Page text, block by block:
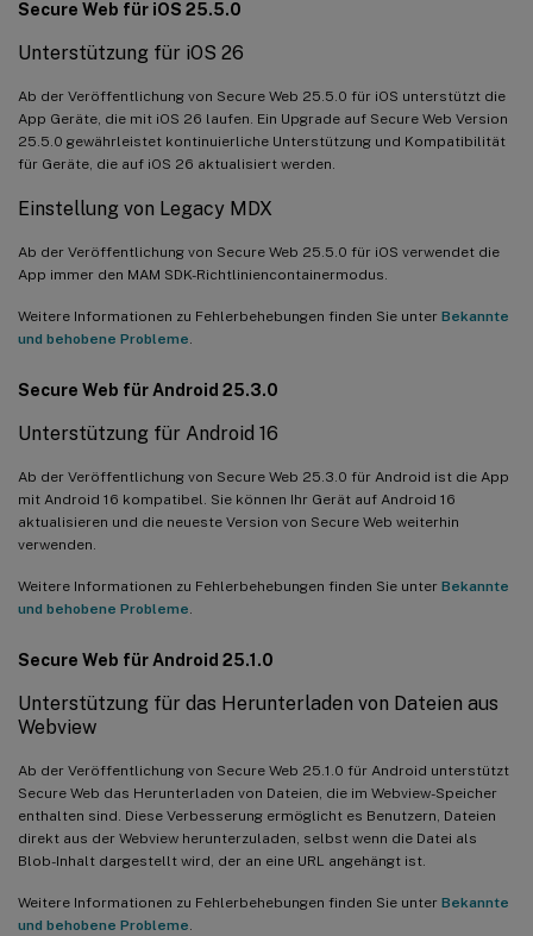
Secure Web für iOS 25.5.0
Unterstützung für iOS 26
Ab der Veröffentlichung von Secure Web 25.5.0 für iOS unterstützt die
App Geräte, die mit iOS 26 laufen. Ein Upgrade auf Secure Web Version
25.5.0 gewährleistet kontinuierliche Unterstützung und Kompatibilität
für Geräte, die auf iOS 26 aktualisiert werden.
Einstellung von Legacy MDX
Ab der Veröffentlichung von Secure Web 25.5.0 für iOS verwendet die
App immer den MAM SDK-Richtliniencontainermodus.
Weitere Informationen zu Fehlerbehebungen finden Sie unter Bekannte
und behobene Probleme
Secure Web für Android 25.3.0
Unterstützung für Android 16
Ab der Veröffentlichung von Secure Web 25.3.0 für Android ist die App
mit Android 16 kompatibel. Sie können Ihr Gerät auf Android 16
aktualisieren und die neueste Version von Secure Web weiterhin
verwenden.
Weitere Informationen zu Fehlerbehebungen finden Sie unter Bekannte
und behobene Probleme
Secure Web für Android 25.1.0
Unterstützung für das Herunterladen von Dateien aus
Webview
Ab der Veröffentlichung von Secure Web 25.1.0 für Android unterstützt
Secure Web das Herunterladen von Dateien, die im Webview-Speicher
enthalten sind. Diese Verbesserung ermöglicht es Benutzern, Dateien
direkt aus der Webview herunterzuladen, selbst wenn die Datei als
Blob-Inhalt dargestellt wird, der an eine URL angehängt ist.
Weitere Informationen zu Fehlerbehebungen finden Sie unter Bekannte
und behobene Probleme